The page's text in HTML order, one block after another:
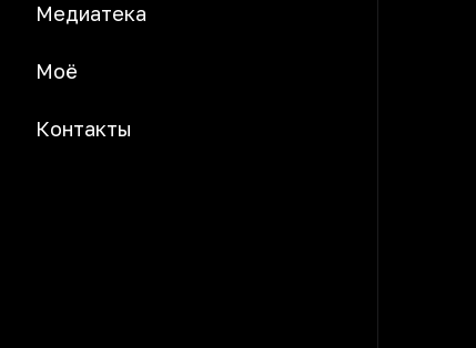
Медиатека
Моё
Контакты